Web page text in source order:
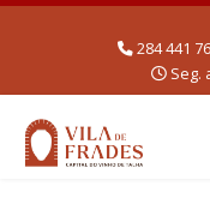
284 441
Seg.